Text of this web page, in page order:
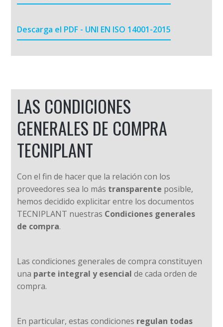
Descarga el PDF - UNI EN ISO 14001-2015
LAS CONDICIONES
GENERALES DE COMPRA
TECNIPLANT
Con el fin de hacer que la relación con los
proveedores sea lo más transparente posible,
hemos decidido explicitar entre los documentos
TECNIPLANT nuestras Condiciones generales
de compra.
Las condiciones generales de compra constituyen
una parte integral y esencial de cada orden de
compra.
En particular, estas condiciones regulan todas